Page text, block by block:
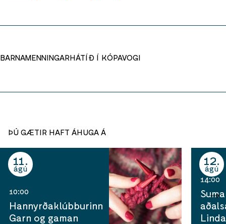
BARNAMENNINGARHÁTÍÐ Í KÓPAVOGI
ÞÚ GÆTIR HAFT ÁHUGA Á
11
ágú
10:00
Hannyrðaklúbburinn
Garn og gaman
12
ágú
14:00